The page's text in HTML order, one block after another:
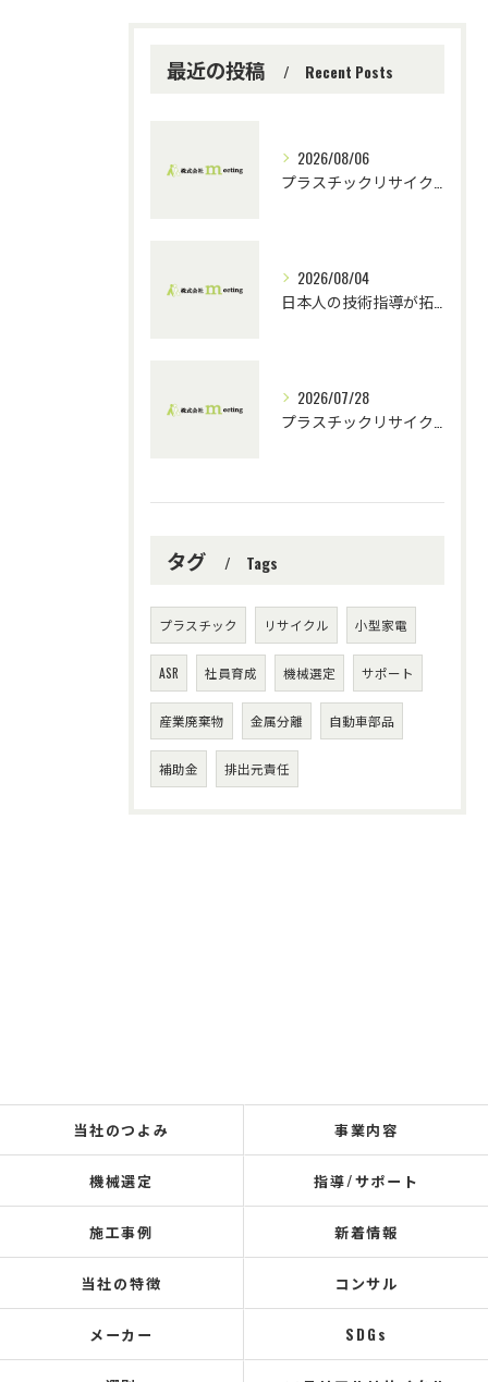
最近の投稿 Recent Posts
2026/08/06
2026/08/04
2026/07/28
タグ Tags
プラスチック リサイクル 小型家電
ASR 社員育成 機械選定 サポート
産業廃棄物 金属分離 自動車部品
補助金 排出元責任
当社のつよみ 事業内容
機械選定 指導/サポート
施工事例 新着情報
当社の特徴 コンサル
メーカー SDGs